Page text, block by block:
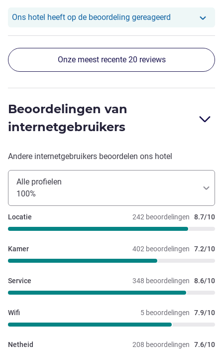
Ons hotel heeft op de beoordeling gereageerd Ons hotel
Onze meest recente 20 reviews
Beoordelingen van
internetgebruikers
Andere internetgebruikers beoordelen ons hotel
Alle profielen
100%
242 beoordelingen 8.7/10
Locatie
402 beoordelingen 7.2/10
Kamer
348 beoordelingen 8.6/10
Service
5 beoordelingen 7.9/10
Wifi
208 beoordelingen 7.6/10
Netheid